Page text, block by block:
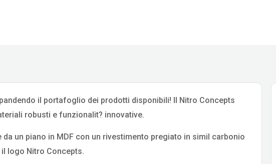
il portafoglio dei prodotti disponibili! Il Nitro Concepts
robusti e funzionalit? innovative.
un piano in MDF con un rivestimento pregiato in simil carbonio
logo Nitro Concepts.